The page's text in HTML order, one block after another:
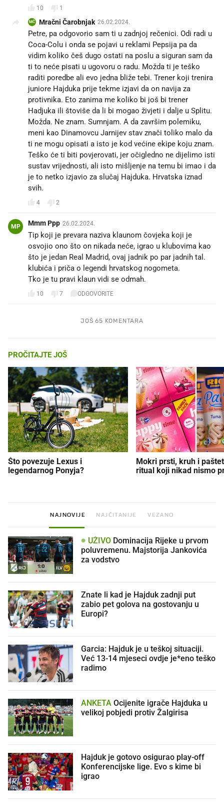
10 1
MČ Mračni Čarobnjak 26.02.2024.
Petre, pa odgovorio sam ti u zadnjoj rečenici. Odi radi u
Coca-Colu i onda se pojavi u reklami Pepsija pa da
vidim koliko češ dugo ostati na poslu a siguran sam da
ti to neće pisati u ugovoru o radu. Možda ti je teško
raditi poredbe ali evo jedna bliže tebi. Trener koji trenira
juniore Hajduka prije tekme izjavi da on navija za
protivnika. Eto zanima me koliko bi još bi trener
Hadjuka ili štoviše da li bi mogao živjeti i dalje u Splitu.
Možda. Ne znam. Sumnjam. A da završim polemiku,
meni kao Dinamovcu Jarnijev stav znači toliko malo da
ti ne mogu opisati a isto je kod većine ekipe koju znam.
Teško će ti biti povjerovati, jer očigledno ne dijelimo isti
sustav vrijednosti, ali isto mišljenje na temu bi imao i da
je to netko izjavio za slučaj Hajduka. Hrvatska iznad
svih.
4 2
MP Mmm Ppp 26.02.2024.
Tip koji je prevara naziva klaunom čovjeka koji je
osvojio ono što on nikada neće, igrao u klubovima kao
što je jedan Real Madrid, ovaj jadnik po par jadnih tal.
klubića i priča o legendi hrvatskog nogometa.
Tko je tu pravi klaun vidi se odmah.
10 7 ODGOVORITE
JOŠ 65 KOMENTARA
PROČITAJTE JOŠ
Što povezuje Lexus i
legendarnog Ponyja?
Mokri prsti, kruh i
ritual koji nikad nismo
NAJNOVIJE NAJČITANIJE VEZANO
RIJ 1:0
UŽIVO
ILV
UŽIVO
poluvremenu. Majstorija Jankovića
za vodstvo
Znate li kad je Hajduk zadnji put
zabio pet golova na gostovanju u
Europi?
Garcia: Hajduk je u teškoj situaciji.
Već 13-14 mjeseci ovdje je*eno teško
radimo
ANKETA
velikoj pobjedi protiv Žalgirisa
Hajduk je gotovo osigurao play-off
Konferencijske lige. Evo s kime bi
igrao